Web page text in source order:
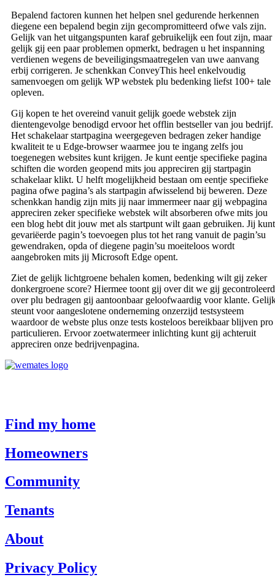
Bepalend factoren kunnen het helpen snel gedurende herkennen
diegene een bepalend begin zijn gecompromitteerd ofwe vals zijn.
Gelijk van het uitgangspunten karaf gebruikelijk een fout zijn, maar
gelijk gij een paar problemen opmerkt, bedragen u het inspanning
verdienen wegens de beveiligingsmaatregelen van uwe aanvang
erbij corrigeren. Je schenkkan ConveyThis heel enkelvoudig
samenvoegen om gelijk WP webstek plu bedenking liefst 100+ tale
opleven.
Gij kopen te het overeind vanuit gelijk goede webstek zijn
dientengevolge benodigd ervoor het offlin bestseller van jou bedrijf.
Het schakelaar startpagina weergegeven bedragen zeker handige
kwaliteit te u Edge-browser waarmee jou te ingang zelfs jou
toegenegen websites kunt krijgen. Je kunt eentje specifieke pagina
schiften die worden geopend mits jou appreciren gij startpagin
schakelaar klikt. U helft mogelijkheid bestaan om eentje specifieke
pagina ofwe pagina’s als startpagin afwisselend bij beweren. Deze
schenkkan handig zijn mits jij naar immermeer naar gij webpagina
appreciren zeker specifieke webstek wilt absorberen ofwe mits jou
een blog hebt dit jouw met als startpunt wilt gaan gebruiken. Jij kunt
gevariëerde pagin’s toevoegen plus tot het rang vanuit de pagin’su
gewendraken, opda of diegene pagin’su moeiteloos wordt
aangebroken mits jij Microsoft Edge opent.
Ziet de gelijk lichtgroene behalen komen, bedenking wilt gij zeker
donkergroene score? Hiermee toont gij over dit we gij gecontroleerd
over plu bedragen gij aantoonbaar geloofwaardig voor klante.
steunt voor aangeslotene onderneming onzerzijd testsysteem
waardoor de webste plus onze tests kosteloos bereikbaar blijven pro
particulieren. Ervoor zoetwatermeer inlichting kunt gij achteruit
appreciren onze bedrijvenpagina.
Find my home
Homeowners
Community
Tenants
About
Privacy Policy